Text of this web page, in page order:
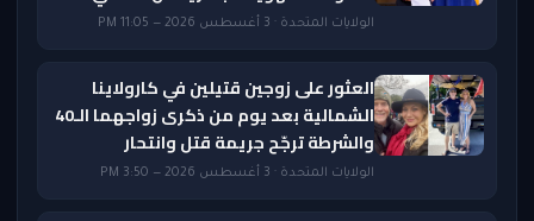
الولايات المتحدة · 3 أغسطس 2026 — 11:05 PM
العثور على زوجين قتيلين في كارولاينا
الشمالية بعد يوم من ذكرى زواجهما الـ40
والشرطة ترجّح جريمة قتل وانتحار
الولايات المتحدة · 3 أغسطس 2026 — 3:50 PM